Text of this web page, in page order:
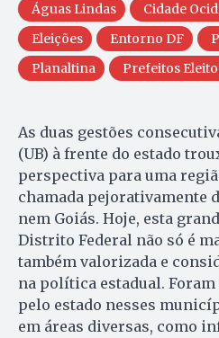
Águas Lindas Cidade
Eleições
Entorno DF
Planaltina
Prefeitos
As duas gestões
(UB) à frente do estado
perspectiva para uma
chamada pejorativamente
nem Goiás. Hoje, esta
Distrito Federal não só é
também valorizada e
na política estadual.
pelo estado nesses
em áreas diversas, como